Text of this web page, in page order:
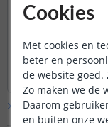
Nee helaas is dit
worden als u een
Bekijk hele
Door Sharona op maandag
Bekijk alle Vraag &
Cookies
Met cookies en
beter en
de website goed.
Zo maken we de
Daarom
en buiten onze